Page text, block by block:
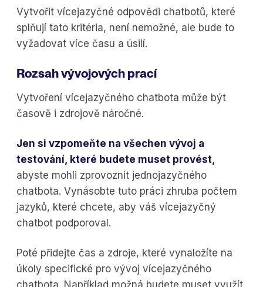
Vytvořit vícejazyčné odpovědi chatbotů, které
splňují tato kritéria, není nemožné, ale bude to
vyžadovat více času a úsilí.
Rozsah vývojových prací
Vytvoření vícejazyčného chatbota může být
časově i zdrojově náročné.
Jen si vzpomeňte na všechen vývoj a
testování, které budete muset provést,
abyste mohli zprovoznit jednojazyčného
chatbota. Vynásobte tuto práci zhruba počtem
jazyků, které chcete, aby váš vícejazyčný
chatbot podporoval.
Poté přidejte čas a zdroje, které vynaložíte na
úkoly specifické pro vývoj vícejazyčného
chatbota. Například možná budete muset využít